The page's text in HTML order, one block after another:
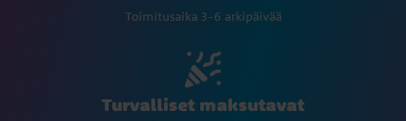
Toimitusaika 3-6 arkipäivää
Turvalliset maksutavat